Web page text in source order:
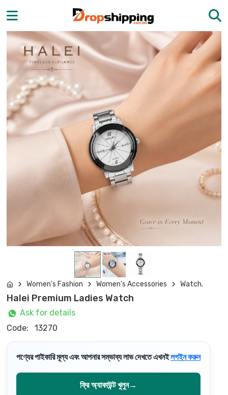
Women's Fashion Women's Accessories Watch.
Halei Premium Ladies Watch
Ask for details
Code:
13270
পণ্যের পাইকারি মূল্য এবং আপনার সম্ভাব্য লাভ দেখতে এখনইলগইন করুন
ফ্রি অ্যাকাউন্ট খুলুন→